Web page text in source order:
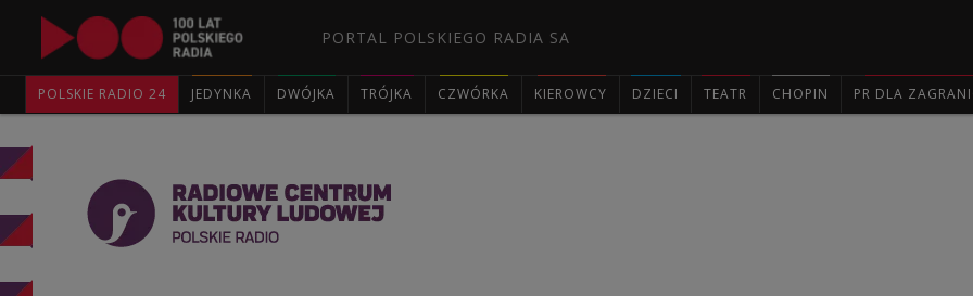
PORTAL POLSKIEGO RADIA SA
POLSKIE RADIO 24 JEDYNKA DWÓJKA TRÓJKA CZWÓRKA KIEROWCY DZIECI TEATR CHOPIN PR DLA